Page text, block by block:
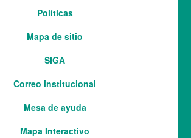
Políticas
Mapa de sitio
SIGA
Correo institucional
Mesa de ayuda
Mapa Interactivo